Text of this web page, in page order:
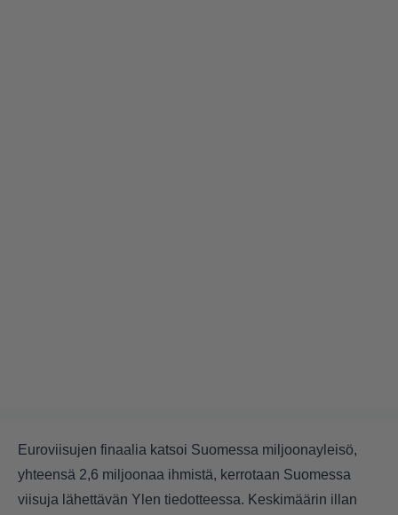
Euroviisujen finaalia katsoi Suomessa miljoonayleisö,
yhteensä 2,6 miljoonaa ihmistä, kerrotaan Suomessa
viisuja lähettävän Ylen tiedotteessa. Keskimäärin illan